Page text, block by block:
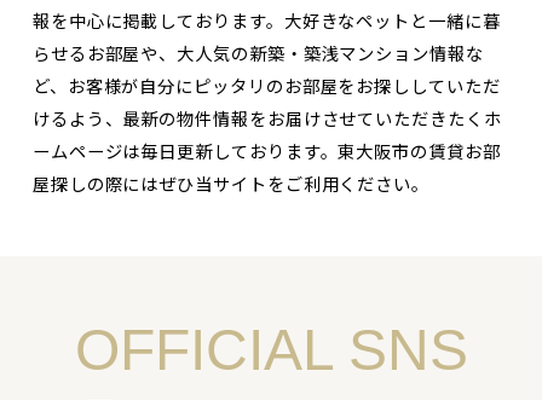
報を中心に掲載しております。大好きなペットと一緒に暮
らせるお部屋や、大人気の新築・築浅マンション情報な
ど、お客様が自分にピッタリのお部屋をお探ししていただ
けるよう、最新の物件情報をお届けさせていただきたくホ
ームページは毎日更新しております。東大阪市の賃貸お部
屋探しの際にはぜひ当サイトをご利用ください。
OFFICIAL SNS